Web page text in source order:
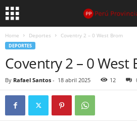
Home Deportes Coventry 2 – 0 West Brom
DEPORTES
Coventry 2 – 0 West
By Rafael Santos - 18 abril 2025 12